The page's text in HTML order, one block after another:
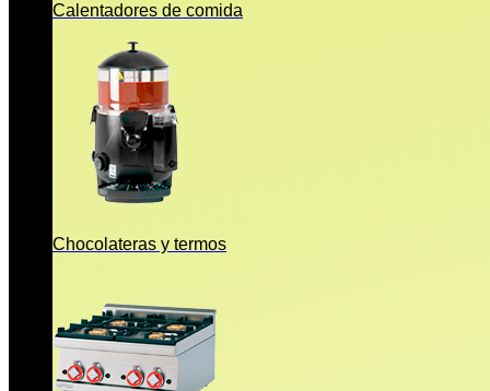
Calentadores de comida
Chocolateras y termos